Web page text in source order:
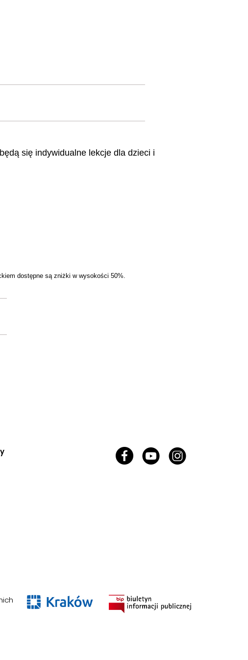
się indywidualne lekcje dla dzieci i
dostępne są zniżki w wysokości 50%.